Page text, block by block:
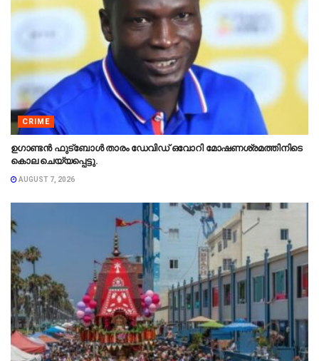
CRIME
ഉഗാണ്ടൻ ഫുട്ബോൾ താരം ഡേവിഡ് ഒവോറി മോഷണശ്രമത്തിനിടെ
കൊല ചെയ്യപ്പെട്ടു.
AUGUST 7, 2026